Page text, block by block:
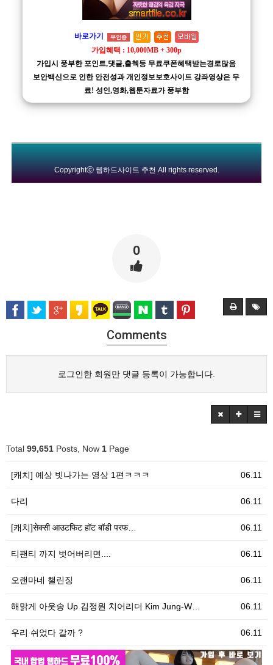
바로가기 무인증
가입혜택 : 10,000MB + 300p
가입시 풍부한 포인트,댓글,출첵등 무료쿠폰혜택받는경로많음
보안백신으로 인한 안전성과 개인정보보호사이트 강좌영상은 무
료! 성인,영화,웹툰자료가 풍부함
Copyrightⓒ 웹하드사이트 추천 All rights reserved.
0
Comments
로그인한 회원만 댓글 등록이 가능합니다.
Total 99,651 Posts, Now 1 Page
06.11
[캐치] 예상 빗나가는 영상 1편ㅋㅋㅋ
06.11
다리
06.11
[캐치]सेक्सी आउटफिट हॉट बॉडी परफ…
06.11
티팬티 까지 벗어버리면....
06.11
오랜마네 챌린징
06.11
해맑게 아웃송 Up 김정원 치어리더 Kim Jung-W…
06.11
우리 쉬었다 갈까 ?
06.11